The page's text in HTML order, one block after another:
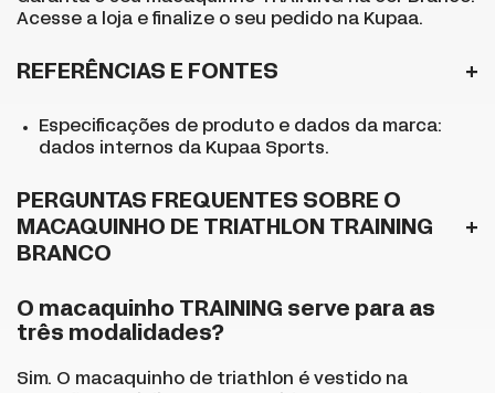
Acesse a loja e finalize o seu pedido na Kupaa.
REFERÊNCIAS E FONTES
Especificações de produto e dados da marca:
dados internos da Kupaa Sports.
PERGUNTAS FREQUENTES SOBRE O
MACAQUINHO DE TRIATHLON TRAINING
BRANCO
O macaquinho TRAINING serve para as
três modalidades?
Sim. O macaquinho de triathlon é vestido na